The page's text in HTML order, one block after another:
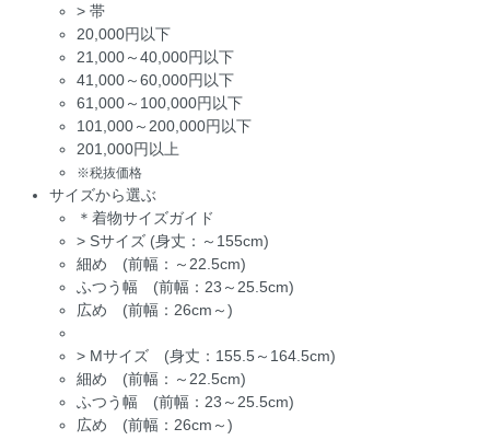
> 帯
20,000円以下
21,000～40,000円以下
41,000～60,000円以下
61,000～100,000円以下
101,000～200,000円以下
201,000円以上
※税抜価格
サイズから選ぶ
＊着物サイズガイド
> Sサイズ (身丈：～155cm)
細め (前幅：～22.5cm)
ふつう幅 (前幅：23～25.5cm)
広め (前幅：26cm～)
> Mサイズ (身丈：155.5～164.5cm)
細め (前幅：～22.5cm)
ふつう幅 (前幅：23～25.5cm)
広め (前幅：26cm～)